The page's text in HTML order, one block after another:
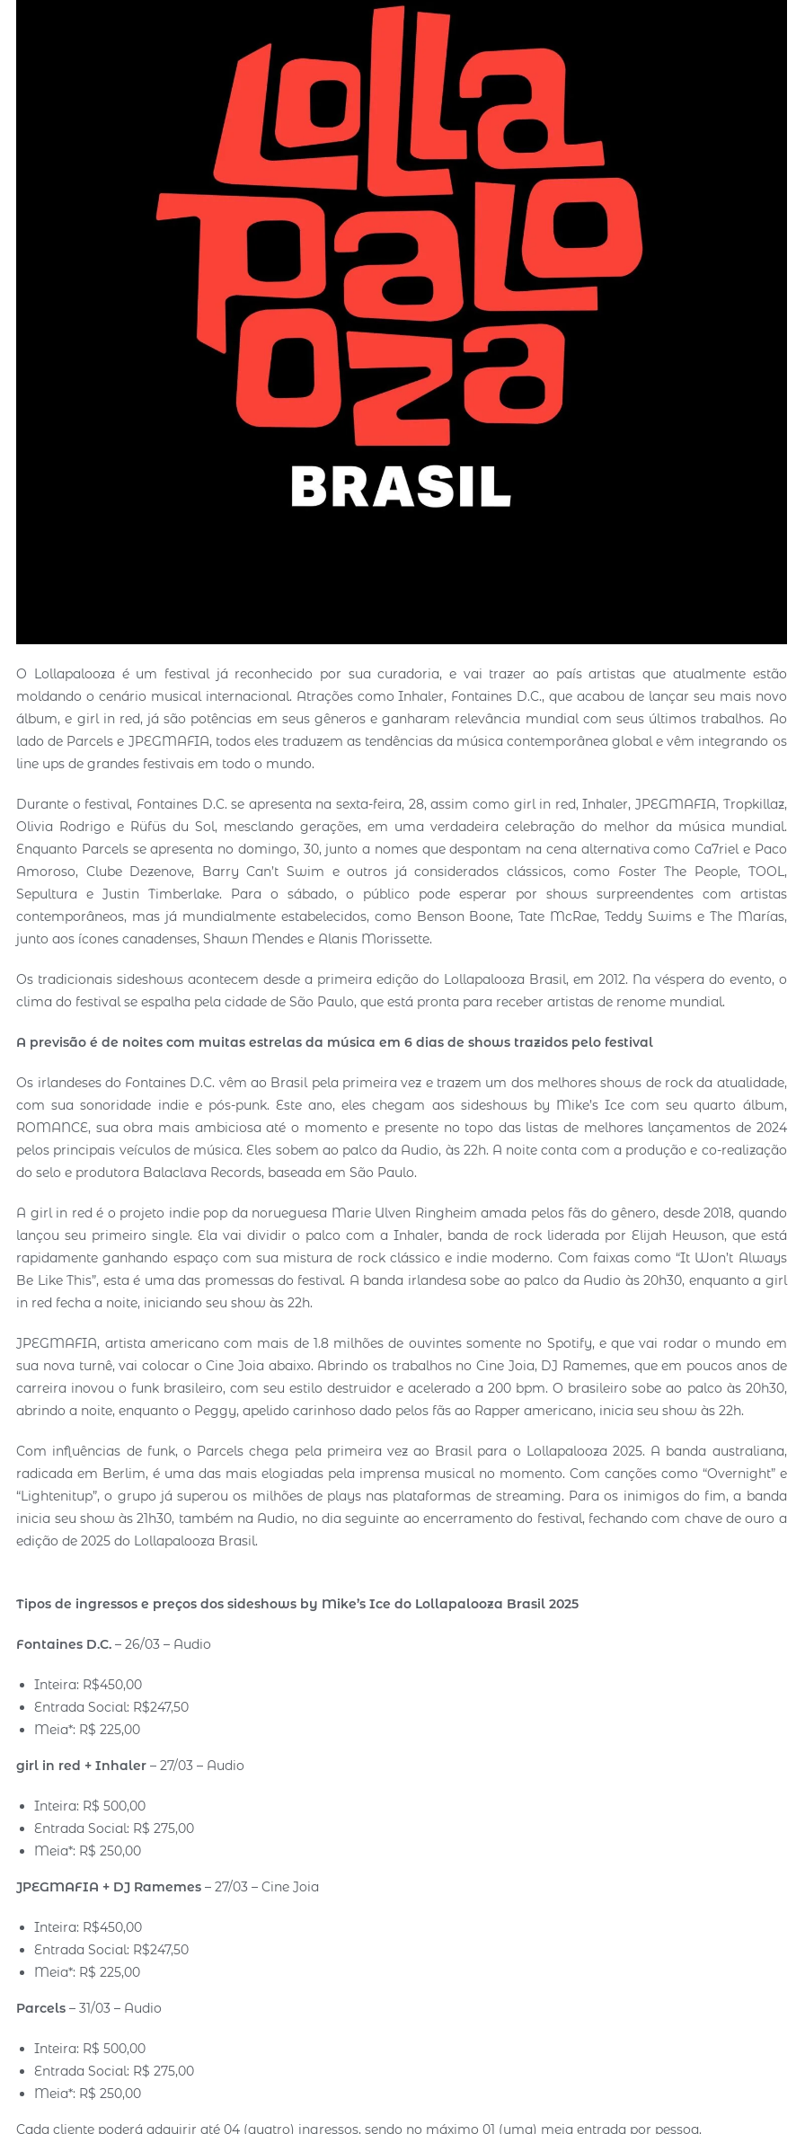
O Lollapalooza é um festival já reconhecido por sua curadoria, e vai trazer ao país artistas que atualmente estão
moldando o cenário musical internacional. Atrações como Inhaler, Fontaines D.C., que acabou de lançar seu mais novo
álbum, e girl in red, já são potências em seus gêneros e ganharam relevância mundial com seus últimos trabalhos. Ao
lado de Parcels e JPEGMAFIA, todos eles traduzem as tendências da música contemporânea global e vêm integrando os
line ups de grandes festivais em todo o mundo.
Durante o festival, Fontaines D.C. se apresenta na sexta-feira, 28, assim como girl in red, Inhaler, JPEGMAFIA, Tropkillaz,
Olivia Rodrigo e Rüfüs du Sol, mesclando gerações, em uma verdadeira celebração do melhor da música mundial.
Enquanto Parcels se apresenta no domingo, 30, junto a nomes que despontam na cena alternativa como Ca7riel e Paco
Amoroso, Clube Dezenove, Barry Can’t Swim e outros já considerados clássicos, como Foster The People, TOOL,
Sepultura e Justin Timberlake. Para o sábado, o público pode esperar por shows surpreendentes com artistas
contemporâneos, mas já mundialmente estabelecidos, como Benson Boone, Tate McRae, Teddy Swims e The Marías,
junto aos ícones canadenses, Shawn Mendes e Alanis Morissette.
Os tradicionais sideshows acontecem desde a primeira edição do Lollapalooza Brasil, em 2012. Na véspera do evento, o
clima do festival se espalha pela cidade de São Paulo, que está pronta para receber artistas de renome mundial.
A previsão é de noites com muitas estrelas da música em 6 dias de shows trazidos pelo festival
Os irlandeses do Fontaines D.C. vêm ao Brasil pela primeira vez e trazem um dos melhores shows de rock da atualidade,
com sua sonoridade indie e pós-punk. Este ano, eles chegam aos sideshows by Mike’s Ice com seu quarto álbum,
ROMANCE, sua obra mais ambiciosa até o momento e presente no topo das listas de melhores lançamentos de 2024
pelos principais veículos de música. Eles sobem ao palco da Audio, às 22h. A noite conta com a produção e co-realização
do selo e produtora Balaclava Records, baseada em São Paulo.
A girl in red é o projeto indie pop da norueguesa Marie Ulven Ringheim amada pelos fãs do gênero, desde 2018, quando
lançou seu primeiro single. Ela vai dividir o palco com a Inhaler, banda de rock liderada por Elijah Hewson, que está
rapidamente ganhando espaço com sua mistura de rock clássico e indie moderno. Com faixas como “It Won’t Always
Be Like This”, esta é uma das promessas do festival. A banda irlandesa sobe ao palco da Audio às 20h30, enquanto a girl
in red fecha a noite, iniciando seu show às 22h.
JPEGMAFIA, artista americano com mais de 1.8 milhões de ouvintes somente no Spotify, e que vai rodar o mundo em
sua nova turnê, vai colocar o Cine Joia abaixo. Abrindo os trabalhos no Cine Joia, DJ Ramemes, que em poucos anos de
carreira inovou o funk brasileiro, com seu estilo destruidor e acelerado a 200 bpm. O brasileiro sobe ao palco às 20h30,
abrindo a noite, enquanto o Peggy, apelido carinhoso dado pelos fãs ao Rapper americano, inicia seu show às 22h.
Com influências de funk, o Parcels chega pela primeira vez ao Brasil para o Lollapalooza 2025. A banda australiana,
radicada em Berlim, é uma das mais elogiadas pela imprensa musical no momento. Com canções como “Overnight” e
“Lightenitup”, o grupo já superou os milhões de plays nas plataformas de streaming. Para os inimigos do fim, a banda
inicia seu show às 21h30, também na Audio, no dia seguinte ao encerramento do festival, fechando com chave de ouro a
edição de 2025 do Lollapalooza Brasil.
Tipos de ingressos e preços dos sideshows by Mike’s Ice do Lollapalooza Brasil 2025
Fontaines D.C. – 26/03 – Audio
Inteira: R$450,00
Entrada Social: R$247,50
Meia*: R$ 225,00
girl in red + Inhaler – 27/03 – Audio
Inteira: R$ 500,00
Entrada Social: R$ 275,00
Meia*: R$ 250,00
JPEGMAFIA + DJ Ramemes – 27/03 – Cine Joia
Inteira: R$450,00
Entrada Social: R$247,50
Meia*: R$ 225,00
Parcels – 31/03 – Audio
Inteira: R$ 500,00
Entrada Social: R$ 275,00
Meia*: R$ 250,00
Cada cliente poderá adquirir até 04 (quatro) ingressos, sendo no máximo 01 (uma) meia entrada por pessoa.